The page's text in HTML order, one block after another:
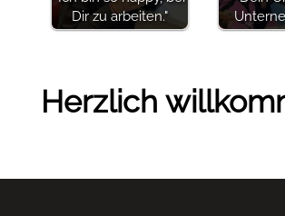
Dir zu arbeiten."
Herzlich